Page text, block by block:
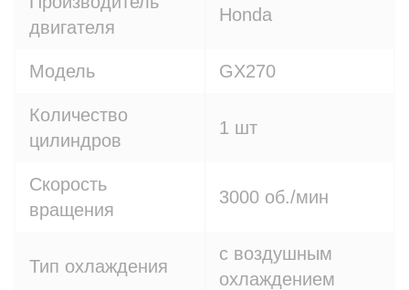
двигателя
Honda
Модель GX270
Количество
цилиндров
1 шт
Скорость
вращения
3000 об./мин
Тип охлаждения
с воздушным
охлаждением